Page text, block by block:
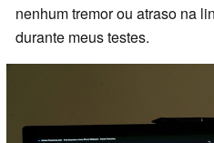
nenhum tremor ou atraso na
durante meus testes.